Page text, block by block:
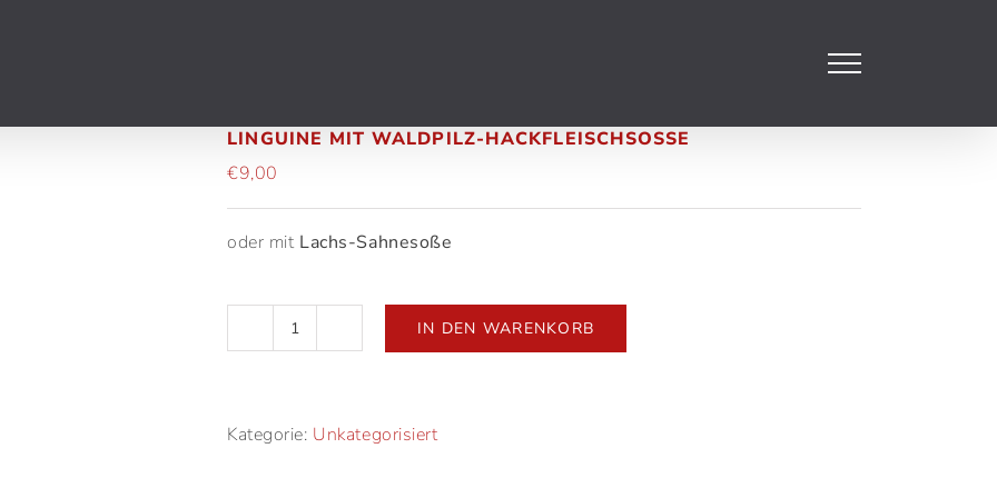
LINGUINE MIT WALDPILZ-HACKFLEISCHSOSSE
€9,00
oder mit Lachs-Sahnesoße
Linguine
Menge
IN DEN WARENKORB
Kategorie: Unkategorisiert